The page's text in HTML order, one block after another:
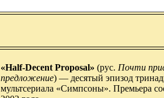
«Half-Decent Proposal» (рус. Почти
предложение) — десятый эпизод
мультсериала «Симпсоны». Премьера